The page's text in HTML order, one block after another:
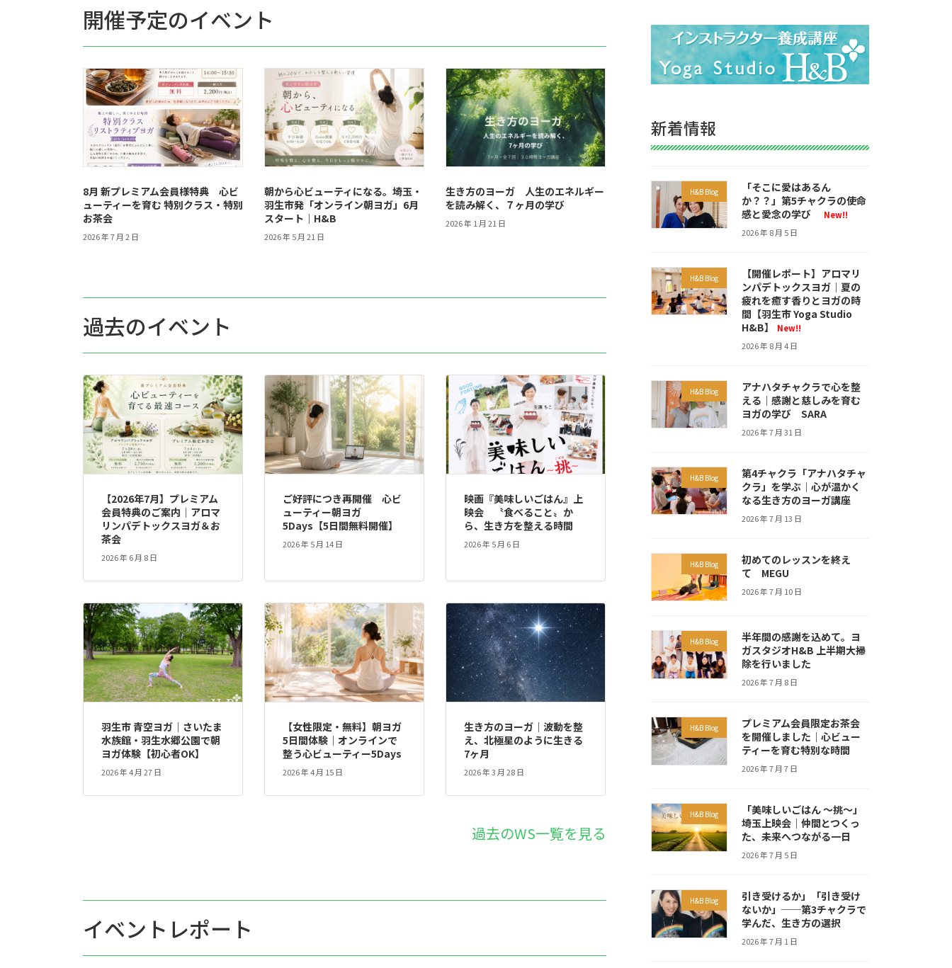
開催予定のイベント
8月 新プレミアム会員様特典 心ビ
ューティーを育む 特別クラス・特別
お茶会
2026 年 7 月 2 日
朝から心ビューティになる。埼玉・
羽生市発「オンライン朝ヨガ」6月
スタート｜H&B
2026 年 5 月 21 日
生き方のヨーガ 人生のエネルギー
を読み解く、７ヶ月の学び
2026 年 1 月 21 日
過去のイベント
【2026年7月】プレミアム
会員特典のご案内｜アロマ
リンパデトックスヨガ＆お
茶会
2026 年 6 月 8 日
ご好評につき再開催 心ビ
ューティー朝ヨガ
5Days【5日間無料開催】
2026 年 5 月 14 日
映画『美味しいごはん』上
映会 〝食べること〟か
ら、生き方を整える時間
2026 年 5 月 6 日
羽生市 青空ヨガ｜さいたま
水族館・羽生水郷公園で朝
ヨガ体験【初心者OK】
2026 年 4 月 27 日
【女性限定・無料】朝ヨガ
5日間体験｜オンラインで
整う心ビューティー5Days
2026 年 4 月 15 日
生き方のヨーガ｜波動を整
え、北極星のように生きる
7ヶ月
2026 年 3 月 28 日
過去のWS一覧を見る
イベントレポート
新着情報
H&B Blog
「そこに愛はあるん
か？？」第5チャクラの使命
感と愛念の学び
New!!
2026 年 8 月 5 日
H&B Blog
【開催レポート】アロマリ
ンパデトックスヨガ｜夏の
疲れを癒す香りとヨガの時
間【羽生市 Yoga Studio
H&B】
New!!
2026 年 8 月 4 日
H&B Blog
アナハタチャクラで心を整
える｜感謝と慈しみを育む
ヨガの学び SARA
2026 年 7 月 31 日
H&B Blog
第4チャクラ「アナハタチャ
クラ」を学ぶ｜心が温かく
なる生き方のヨーガ講座
2026 年 7 月 13 日
H&B Blog
初めてのレッスンを終え
て MEGU
2026 年 7 月 10 日
H&B Blog
半年間の感謝を込めて。ヨ
ガスタジオH&B 上半期大掃
除を行いました
2026 年 7 月 8 日
H&B Blog
プレミアム会員限定お茶会
を開催しました｜心ビュー
ティーを育む特別な時間
2026 年 7 月 7 日
H&B Blog
「美味しいごはん ～挑～」
埼玉上映会｜仲間とつくっ
た、未来へつながる一日
2026 年 7 月 5 日
H&B Blog
引き受けるか」「引き受け
ないか」──第3チャクラで
学んだ、生き方の選択
2026 年 7 月 1 日